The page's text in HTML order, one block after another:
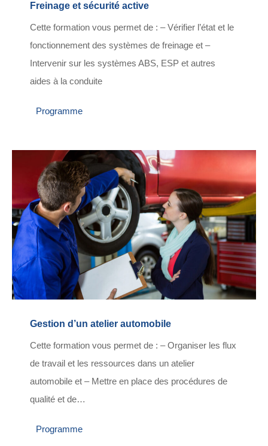
Freinage et sécurité active
Cette formation vous permet de : – Vérifier l’état et le
fonctionnement des systèmes de freinage et –
Intervenir sur les systèmes ABS, ESP et autres
aides à la conduite
Programme
Gestion d’un atelier automobile
Cette formation vous permet de : – Organiser les flux
de travail et les ressources dans un atelier
automobile et – Mettre en place des procédures de
qualité et de…
Programme